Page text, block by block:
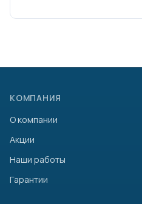
КОМПАНИЯ
О компании
Акции
Наши работы
Гарантии